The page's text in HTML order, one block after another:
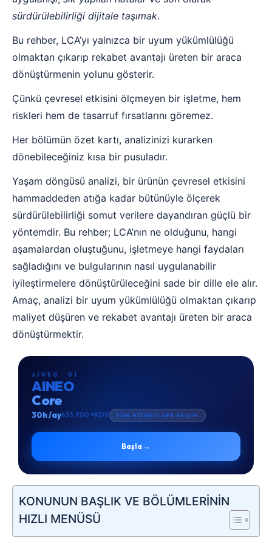
sürdürülebilirliği dijitale taşımak.
Bu rehber, LCA’yı yalnızca bir uyum yükümlülüğü
olmaktan çıkarıp rekabet avantajı üreten bir araca
dönüştürmenin yolunu gösterir.
Çünkü çevresel etkisini ölçmeyen bir işletme, hem
riskleri hem de tasarruf fırsatlarını göremez.
Her bölümün özet kartı, analizinizi kurarken
dönebileceğiniz kısa bir pusuladır.
Yaşam döngüsü analizi, bir ürünün çevresel etkisini
hammaddeden atığa kadar bütünüyle ölçerek
sürdürülebilirliği somut verilere dayandıran güçlü bir
yöntemdir. Bu rehber; LCA’nın ne olduğunu, hangi
aşamalardan oluştuğunu, işletmeye hangi faydaları
sağladığını ve bulgularının nasıl uygulanabilir
iyileştirmelere dönüştürüleceğini sade bir dille ele alır.
Amaç, analizi bir uyum yükümlülüğü olmaktan çıkarıp
maliyet düşüren ve rekabet avantajı üreten bir araca
dönüştürmektir.
AINEO · 01
AINEO
Core
30h /ay₺35.900 +KDV TÜM HİZMETLERE ERİŞİM
Başla →
KONUNUN BAŞLIK VE BÖLÜMLERİNİN
HIZLI MENÜSÜ